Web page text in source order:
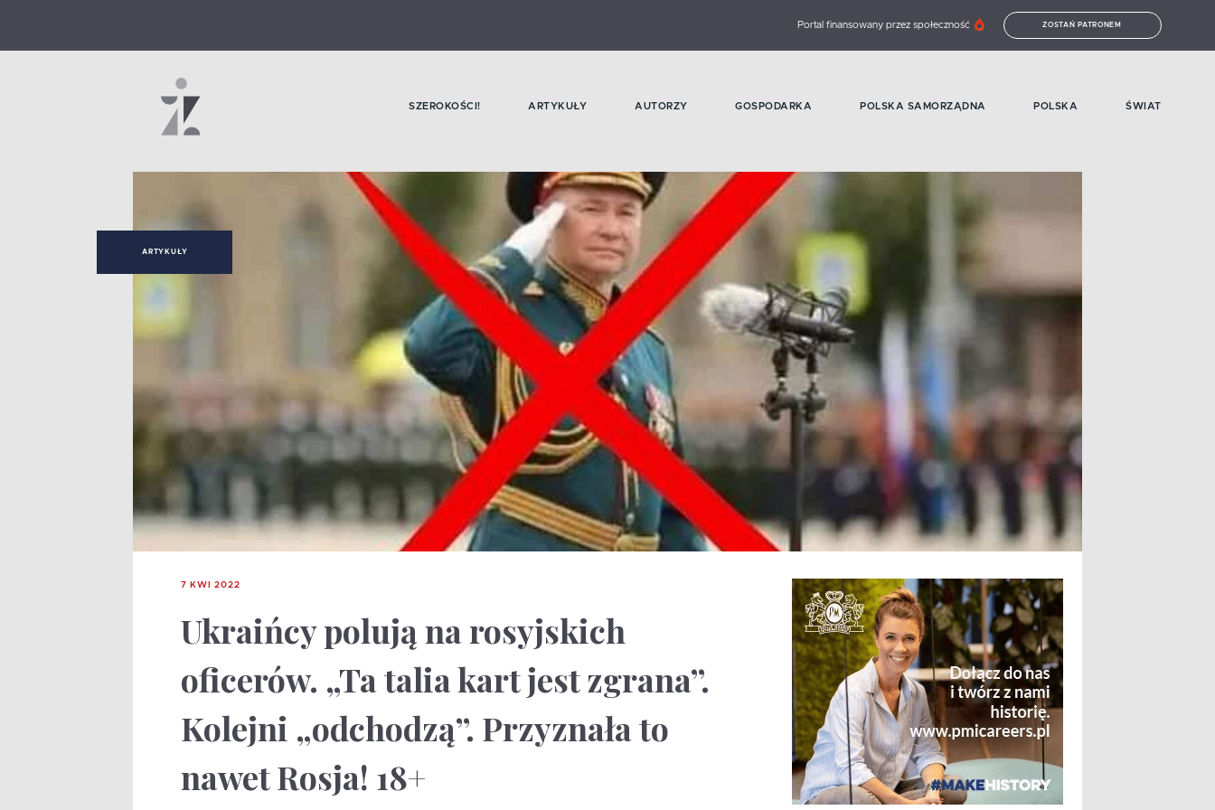
Portal finansowany przez społeczność ZOSTAŃ PATRONEM
SZEROKOŚCI! ARTYKUŁY AUTORZY GOSPODARKA POLSKA SAMORZĄDNA POLSKA ŚWIAT
ARTYKUŁY
7 KWI 2022
Ukraińcy polują na rosyjskich
oficerów. „Ta talia kart jest zgrana”.
Kolejni „odchodzą”. Przyznała to
nawet Rosja! 18+